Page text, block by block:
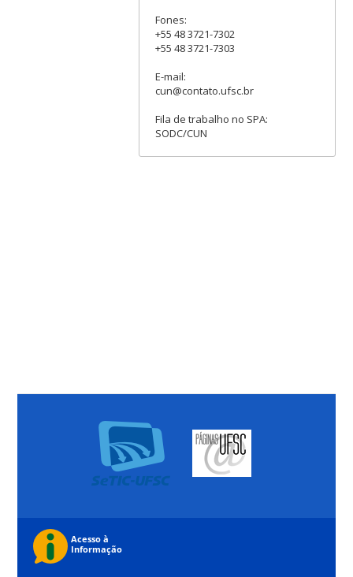
Fones:
+55 48 3721-7302
+55 48 3721-7303
E-mail:
cun@contato.ufsc.br
Fila de trabalho no SPA:
SODC/CUN